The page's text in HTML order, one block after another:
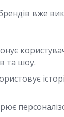
вже
та шоу.